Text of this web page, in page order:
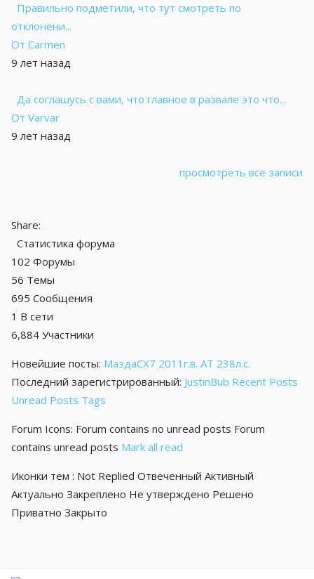
Правильно подметили, что тут смотреть по
отклонени...
От Carmen
9 лет назад
Да соглашусь с вами, что главное в развале это что...
От Varvar
9 лет назад
просмотреть все записи
Share:
Статистика форума
102 Форумы
56 Темы
695 Сообщения
1 В сети
6,884 Участники
Новейшие посты: МаздаCX7 2011г.в. АТ 238л.с.
Последний зарегистрированный: JustinBub Recent Posts
Unread Posts Tags
Forum Icons: Forum contains no unread posts Forum
contains unread posts Mark all read
Иконки тем : Not Replied Отвеченный Активный
Актуально Закреплено Не утверждено Решено
Приватно Закрыто